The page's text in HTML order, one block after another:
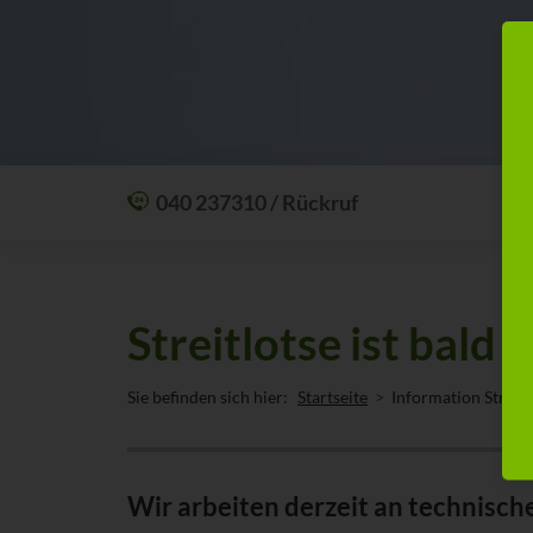
040 237310 / Rückruf
anrufen:Rückrufservice
Streitlotse ist bald
Sie befinden sich hier: Startseite Information
Wir arbeiten derzeit an